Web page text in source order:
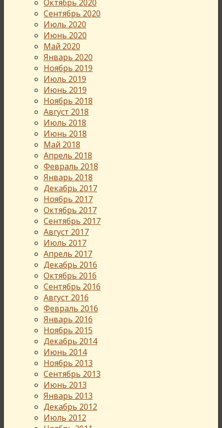
Октябрь 2020
Сентябрь 2020
Июль 2020
Июнь 2020
Май 2020
Январь 2020
Ноябрь 2019
Июль 2019
Июнь 2019
Ноябрь 2018
Август 2018
Июль 2018
Июнь 2018
Май 2018
Апрель 2018
Февраль 2018
Январь 2018
Декабрь 2017
Ноябрь 2017
Октябрь 2017
Сентябрь 2017
Август 2017
Июль 2017
Апрель 2017
Декабрь 2016
Октябрь 2016
Сентябрь 2016
Август 2016
Февраль 2016
Январь 2016
Ноябрь 2015
Декабрь 2014
Июнь 2014
Ноябрь 2013
Сентябрь 2013
Июнь 2013
Январь 2013
Декабрь 2012
Июль 2012